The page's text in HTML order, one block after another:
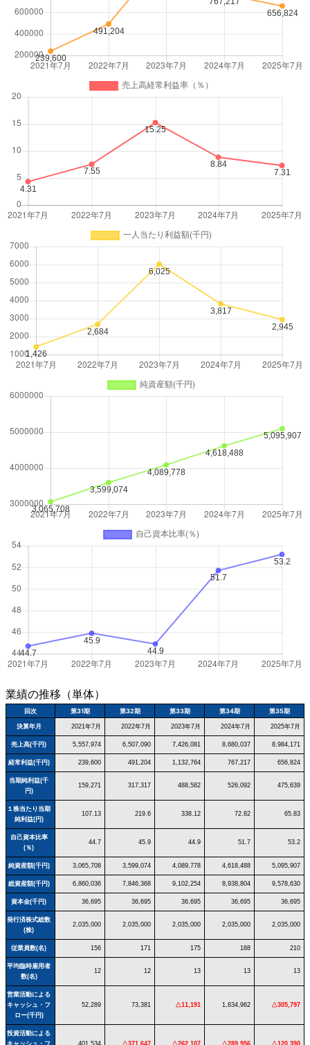
業績の推移（単体）
回次 第31期 第32期 第33期 第34期 第35期
決算年月 2021年7月 2022年7月 2023年7月 2024年7月 2025年7月
売上高(千円) 5,557,974 6,507,090 7,426,081 8,680,037 8,984,171
経常利益(千円) 239,600 491,204 1,132,764 767,217 656,824
当期純利益(千
円)
159,271 317,317 488,582 526,092 475,639
１株当たり当期
純利益(円)
107.13 219.6 338.12 72.82 65.83
自己資本比率
(％)
44.7 45.9 44.9 51.7 53.2
純資産額(千円) 3,065,708 3,599,074 4,089,778 4,618,488 5,095,907
総資産額(千円) 6,860,036 7,846,368 9,102,254 8,938,804 9,578,630
資本金(千円) 36,695 36,695 36,695 36,695 36,695
発行済株式総数
(株)
2,035,000 2,035,000 2,035,000 2,035,000 2,035,000
従業員数(名) 156 171 175 188 210
平均臨時雇用者
数(名)
12 12 13 13 13
営業活動による
キャッシュ・フ
ロー(千円)
52,289 73,381 △11,191 1,834,962 △305,797
投資活動による
キャッシュ・フ
401,534 △371,647 △262,107 △289,956 △120,390